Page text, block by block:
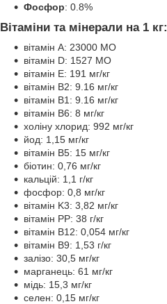
Фосфор: 0.8%
Вітаміни та мінерали на 1 кг:
вітамін А: 23000 МО
вітамін D: 1527 МО
вітамін Е: 191 мг/кг
вітамін В2: 9.16 мг/кг
вітамін B1: 9.16 мг/кг
вітамін B6: 8 мг/кг
холіну хлорид: 992 мг/кг
йод: 1,15 мг/кг
вітамін B5: 15 мг/кг
біотин: 0,76 мг/кг
кальцій: 1,1 г/кг
фосфор: 0,8 мг/кг
вітамін K3: 3,82 мг/кг
вітамін РР: 38 г/кг
вітамін В12: 0,054 мг/кг
вітамін В9: 1,53 г/кг
залізо: 30,5 мг/кг
марганець: 61 мг/кг
мідь: 15,3 мг/кг
селен: 0,15 мг/кг